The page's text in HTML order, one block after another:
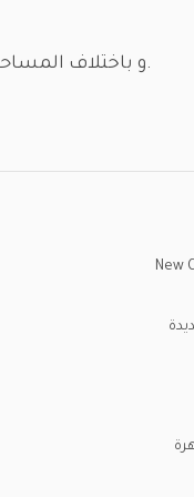
و باختلاف المساحات و الأسعار و مواعيد الاستلام , نود ان نستعرض معكم أولا أماكن الوحدات و العقارات في مختلف بقاع مصر.
(التجمع الأول -
الشروق،